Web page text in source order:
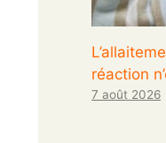
réaction
7 août 2026